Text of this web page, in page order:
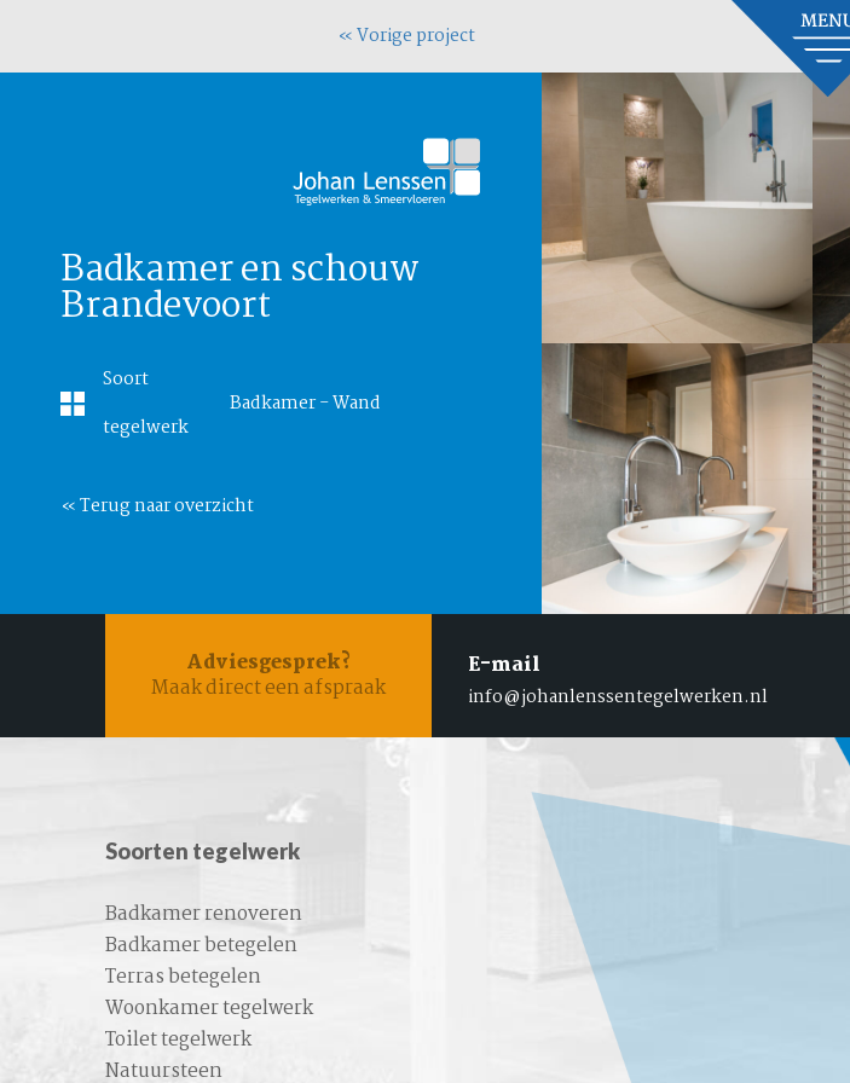
« Vorige project
Badkamer en schouw
Brandevoort
Soort
tegelwerk
Badkamer - Wand
« Terug naar overzicht
Adviesgesprek?
Maak direct een afspraak
E-mail
info@johanlenssentegelwerken.nl
Soorten tegelwerk
Badkamer renoveren
Badkamer betegelen
Terras betegelen
Woonkamer tegelwerk
Toilet tegelwerk
Natuursteen